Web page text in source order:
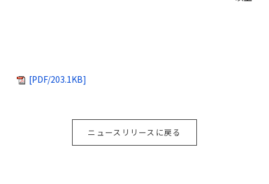
[PDF/203.1KB]
ニュースリリースに戻る